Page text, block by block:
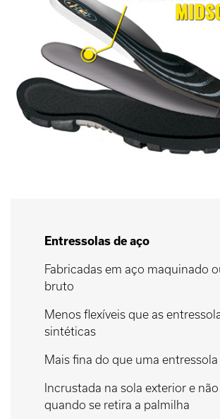
Entressolas de aço
Fabricadas em aço maquinado
bruto
Menos flexíveis que as
sintéticas
Mais fina do que uma
Incrustada na sola exterior e não
quando se retira a palmilha